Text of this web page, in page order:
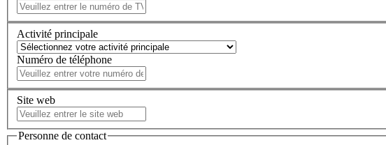
Activité principale
Numéro de téléphone
Site web
Personne de contact